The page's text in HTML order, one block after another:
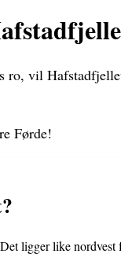
ro, vil
Førde!
ligger like nordvest